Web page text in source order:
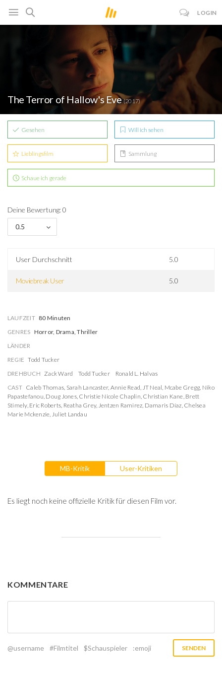
LOGIN
The Terror of Hallow's Eve(2017)
Gesehen Will ich sehen
Lieblingsfilm Sammlung
Schaue ich gerade
Deine Bewertung: 0
0.5
User Durchschnitt 5.0
Moviebreak User 5.0
LAUFZEIT 80 Minuten
GENRES Horror, Drama, Thriller
LÄNDER
REGIE Todd Tucker
DREHBUCH Zack Ward Todd Tucker
Ronald L. Halvas
CAST Caleb Thomas, Sarah Lancaster, Annie Read, JT Neal, Mcabe Gregg, Niko
Papastefanou, Doug Jones, Christie Nicole Chaplin, Christian Kane, Brett
Stimely, Eric Roberts, Reatha Grey, Jentzen Ramirez, Damaris Díaz, Chelsea
Marie Mckenzie, Juliet Landau
MB-Kritik User-Kritiken
Es liegt noch keine offizielle Kritik für diesen Film vor.
KOMMENTARE
@username #Filmtitel $Schauspieler :emoji